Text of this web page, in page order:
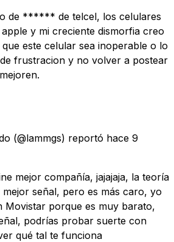
de ****** de telcel, los celulares
y mi creciente dismorfia creo
este celular sea inoperable o lo
frustracion y no volver a postear
(@lammgs) reportó hace 9
mejor compañía, jajajaja, la teoría
mejor señal, pero es más caro, yo
Movistar porque es muy barato,
podrías probar suerte con
qué tal te funciona